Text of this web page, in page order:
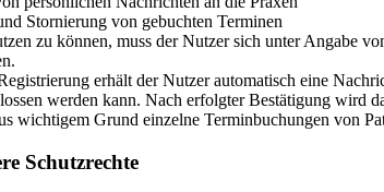
Stornierung von gebuchten Terminen
zu können, muss der Nutzer sich unter Angabe
erhält der Nutzer automatisch eine
werden kann. Nach erfolgter Bestätigung wird
wichtigem Grund einzelne Terminbuchungen von
Schutzrechte